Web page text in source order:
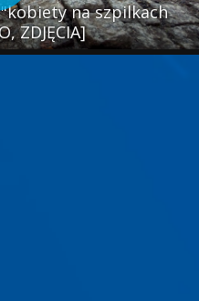
na szpilkach
ZDJĘCIA]